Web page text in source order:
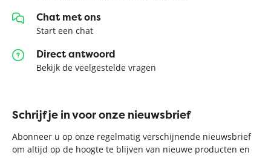
Chat met ons
Start een chat
Direct antwoord
Bekijk de veelgestelde vragen
Schrijf je in voor onze nieuwsbrief
Abonneer u op onze regelmatig verschijnende nieuwsbrief
om altijd op de hoogte te blijven van nieuwe producten en